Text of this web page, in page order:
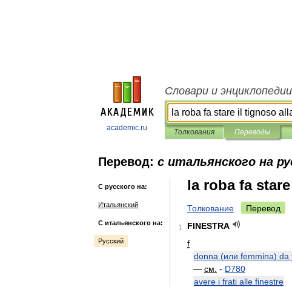
academic.ru
Словари и
Толкования Переводы
Перевод: с итальянского на
С русского на:
Итальянский
С итальянского на:
Русский
la roba fa
Толкование Перевод
1
FINESTRA
f
donna (или femmina) da
— см - D780
avere i frati alle finestre